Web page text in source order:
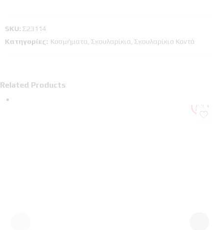
SKU: Σ23114
Κατηγορίες: Κοσμήματα Σκουλαρίκια Σκουλαρίκια Κοντά
Related Products